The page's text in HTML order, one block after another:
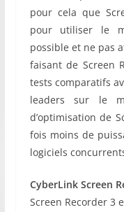
pour cela que
pour utiliser le
possible et ne pas
faisant de Screen
tests comparatifs
leaders sur le
d’optimisation de
fois moins de
logiciels
CyberLink Screen
Screen Recorder 3